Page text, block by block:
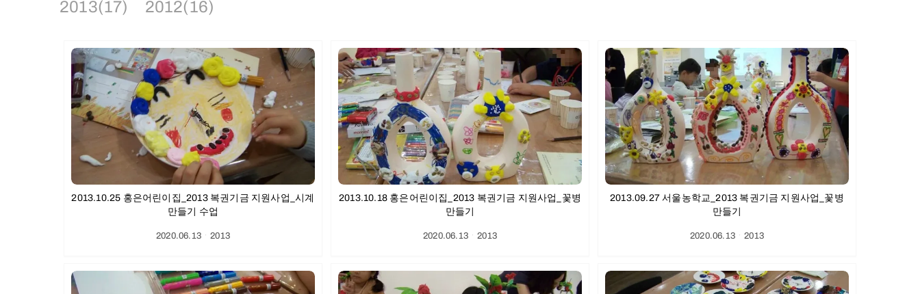
2013(17)
2012(16)
2013.10.25 홍은어린이집_2013 복권기금 지원사업_시계
만들기 수업
2020.06.13ㆍ2013
2013.10.18 홍은어린이집_2013 복권기금 지원사업_꽃병
만들기
2020.06.13ㆍ2013
2013.09.27 서울농학교_2013 복권기금 지원사업_꽃병
만들기
2020.06.13ㆍ2013